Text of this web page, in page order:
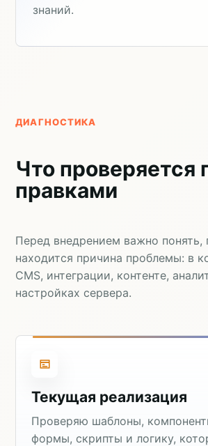
знаний.
ДИАГНОСТИКА
Что проверяется
правками
Перед внедрением важно понять,
находится причина проблемы: в
CMS, интеграции, контенте,
настройках сервера.
Текущая реализация
Проверяю шаблоны,
формы, скрипты и логику,